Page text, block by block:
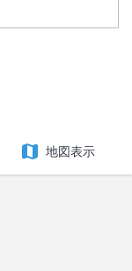
地図表示